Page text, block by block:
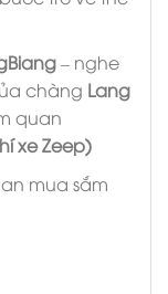
– nghe
chàng Lang
quan
xe Zeep)
mua sắm